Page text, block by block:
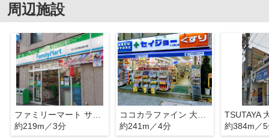
周辺施設
ファミリーマート サンズ大岡山北口店
約219m／3分
ココカラファイン 大岡山店
約241m／4分
TSUTAYA
約384m／